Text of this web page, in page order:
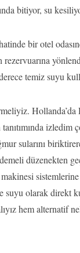
bitiyor, su
bir otel
rezervuarına
temiz suyu
Hollanda’da
sularını
düzenekten
olarak direkt
hem alternatif